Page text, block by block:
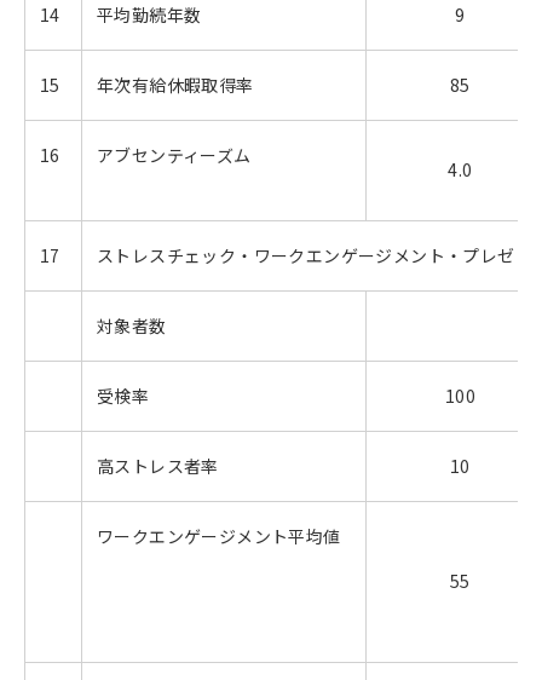
14 平均勤続年数 9
15 年次有給休暇取得率 85
16 アブセンティーズム
4.0
17 ストレスチェック・ワークエンゲージメント・プレゼン
対象者数
受検率 100
高ストレス者率 10
ワークエンゲージメント平均値
55